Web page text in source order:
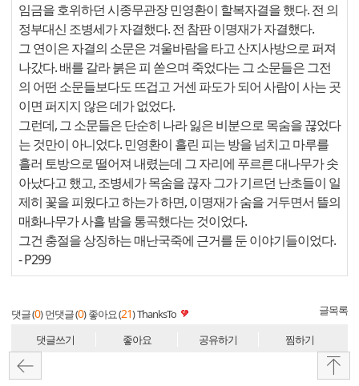
임금을 호위하던 시종무관장 민영환이 할복자결을 했다. 전 의
정부대신 조병세가 자결했다. 전 참판 이명재가 자결했다.
그 연이은 자결의 소문은 겨울바람을 타고 산지사방으로 퍼져
나갔다. 배를 갈라 붉은 피 쏟으며 죽었다는 그 소문들은 그전
의 어떤 소문들보다도 뜨겁고 거센 파도가 되어 사람이 사는 곳
이면 퍼지지 않은 데가 없었다.
그런데, 그 소문들은 단순히 나라 잃은 비분으로 목숨을 끊었다
는 것만이 아니었다. 민영환이 흘린 피는 방을 넘치고 마루를
흘러 토방으로 떨어져 내렸는데 그 자리에 푸르른 대나무가 솟
아났다고 했고, 조병세가 목숨을 끊자 그가 기르던 난초들이 일
제히 꽃을 피웠다고 하는가 하면, 이명재가 숨을 거두면서 뜰의
매화나무가 사흘 밤을 통곡했다는 것이었다.
그건 충절을 상징하는 매난국죽에 근거를 둔 이야기들이었다.
- P299
댓글 (0) 먼댓글 (0) 좋아요 (21)ThanksTo 글목록
댓글쓰기 좋아요 공유하기 찜하기